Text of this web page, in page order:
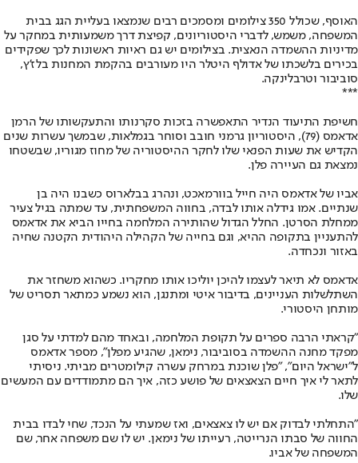
האוסף, שכולל 350 צילומים ומסמכים רבים שנמצאו בעליית הגג בבית
המשפחה, משמש, לדברי היסטוריונים, קפיצת דרך משמעותית במחקר על
מדיניות ההשמדה הנאצית. בצילומים יש גם ראיות ראשונות לכך שפקידים
בכירים בלשכתו של אדולף היטלר היו מעורבים בהקמת המחנות בלז'ץ,
סוביבור וטרבלינקה.
***
חשיפת התיעוד הנדיר התאפשרה בזכות סקרנותו והתעקשותו של הרמן
אדאמס (79), היסטוריון גרמני חובב וסוחר בגמלאות, שבמשך עשרות שנים
הקדיש את שעות הפנאי שלו לחקר ההיסטוריה של מחוז מגוריו, שבשטחו
נמצאת גם העיירה פלן.
אביו של אדאמס היה חייל בוורמאכט, ונהרג בבלארוס כשבנו היה בן
שנתיים. אמו גידלה אותו לבדה, בחווה המשפחתית, עד שמתה בגיל צעיר
ממחלת הסרטן. החלל הגדול שהותירה המלחמה בחייו הביא את אדאמס
להתעניין בתקופה ההיא, וגם בחייה של הקהילה היהודית הקטנה שחיה
באזור ונכחדה.
אדאמס לא תיאר לעצמו להיכן יוליכו אותו מחקריו. כשהוא משחזר את
השתלשלות העניינים, בדיבור איטי ומתנגן, הוא נשמע כמתאר תסריט של
מותחן היסטורי.
"קראתי הרבה ספרים על תקופת המלחמה, ובאחד מהם למדתי על סגן
מפקד מחנה ההשמדה בסוביבור, נימאן, שהגיע מפלן", מספר אדאמס
ל"ישראל היום", "פלן שוכנת במרחק עשרה קילומטרים מביתי. ניסיתי
לתאר לי איך חיים הצאצאים של פושע כזה, איך הם מתמודדים עם המעשים
שלו.
"התחלתי לבדוק אם יש לו צאצאים, ואז שמעתי על הנכד, שחי לבדו בבית
החווה של סבתו הנרייטה, רעייתו של נימאן. יש לו שם משפחה אחר, שם
המשפחה של אביו.